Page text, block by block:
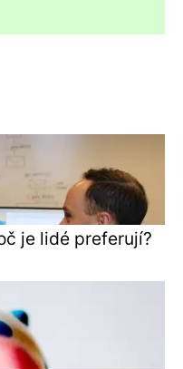
je lidé preferují?